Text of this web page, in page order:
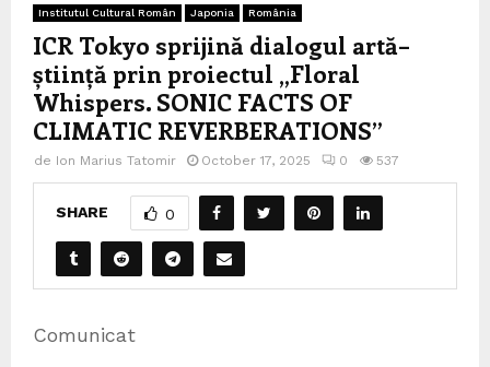
Institutul Cultural Român Japonia România
ICR Tokyo sprijină dialogul artă–
știință prin proiectul „Floral
Whispers. SONIC FACTS OF
CLIMATIC REVERBERATIONS”
de Ion Marius Tatomir October 17, 2025 0 537
SHARE 0
Comunicat